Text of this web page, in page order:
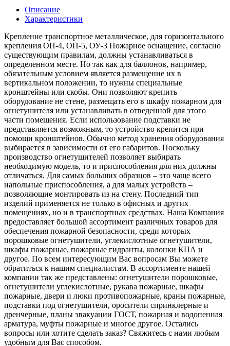
Описание
Характеристики
Крепление транспортное металлическое, для горизонтального
крепления ОП-4, ОП-5, ОУ-3 Пожарное оснащение, согласно
существующим правилам, должны устанавливаться в
определенном месте. Но так как для баллонов, например,
обязательным условием является размещение их в
вертикальном положении, то нужны специальные
кронштейны или скобы. Они позволяют крепить
оборудование не стене, размещать его в шкафу пожарном для
огнетушителя или устанавливать в отведенной для этого
части помещения. Если использование подставки не
представляется возможным, то устройство крепится при
помощи кронштейнов. Обычно метод хранения оборудования
выбирается в зависимости от его габаритов. Поскольку
производство огнетушителей позволяет выбирать
необходимую модель, то и приспособления для них должны
отличаться. Для самых больших образцов – это чаще всего
напольные приспособления, а для малых устройств –
позволяющие монтировать из на стену. Последний тип
изделий применяется не только в офисных и других
помещениях, но и в транспортных средствах. Наша Компания
предоставляет большой ассортимент различных товаров для
обеспечения пожарной безопасности, среди которых
порошковые огнетушители, углекислотные огнетушители,
шкафы пожарные, пожарные гидранты, колонки КПА и
другое. По всем интересующим Вас вопросам Вы можете
обратиться к нашим специалистам. В ассортименте нашей
компании так же представлены: огнетушители порошковые,
огнетушители углекислотные, рукава пожарные, шкафы
пожарные, двери и люки противопожарные, краны пожарные,
подставки под огнетушители, оросители спринклерные и
дренчерные, планы эвакуации ГОСТ, пожарная и водопенная
арматура, муфты пожарные и многое другое. Остались
вопросы или хотите сделать заказ? Свяжитесь с нами любым
удобным для Вас способом.